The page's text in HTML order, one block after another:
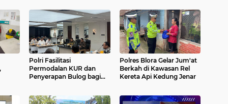
Polri Fasilitasi
Permodalan KUR dan
Penyerapan Bulog bagi
Polres Blora Gelar Jum'at
Berkah di Kawasan Rel
Kereta Api Kedung Jenar